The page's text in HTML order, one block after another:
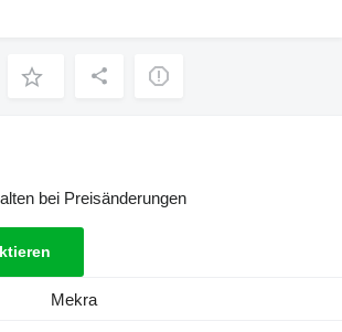
bei Preisänderungen
Mekra